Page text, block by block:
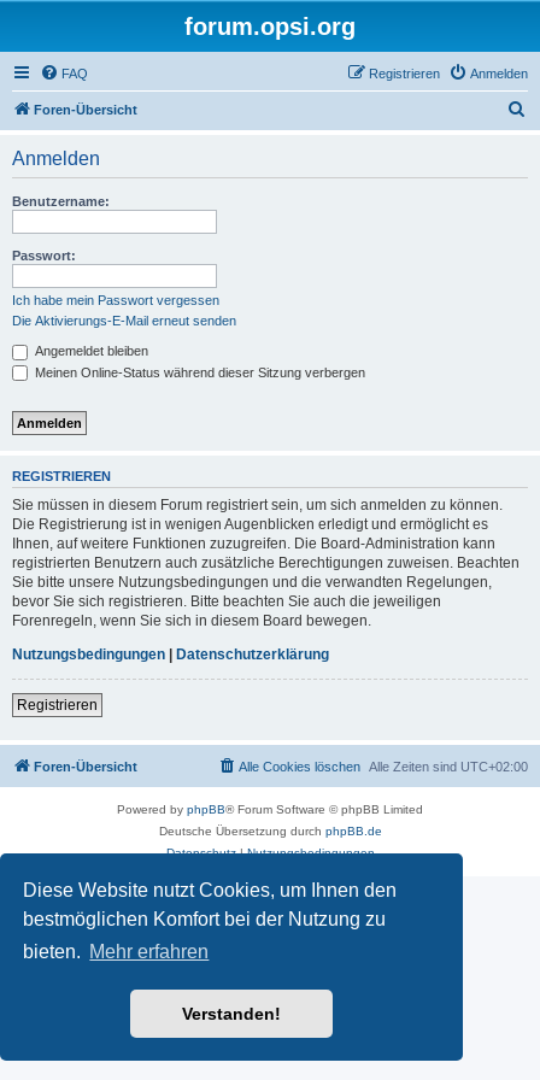
Diese Website nutzt Cookies, um Ihnen den
bestmöglichen Komfort bei der Nutzung zu
bieten. Mehr erfahren
Verstanden!
forum.opsi.org
FAQ Anmelden
Registrieren
Foren-Übersicht
Anmelden
Benutzername:
Passwort:
Ich habe mein Passwort vergessen
Die Aktivierungs-E-Mail erneut senden
Angemeldet bleiben
Meinen Online-Status während dieser Sitzung verbergen
REGISTRIEREN
Sie müssen in diesem Forum registriert sein, um sich anmelden zu können.
Die Registrierung ist in wenigen Augenblicken erledigt und ermöglicht es
Ihnen, auf weitere Funktionen zuzugreifen. Die Board-Administration kann
registrierten Benutzern auch zusätzliche Berechtigungen zuweisen. Beachten
Sie bitte unsere Nutzungsbedingungen und die verwandten Regelungen,
bevor Sie sich registrieren. Bitte beachten Sie auch die jeweiligen
Forenregeln, wenn Sie sich in diesem Board bewegen.
Nutzungsbedingungen | Datenschutzerklärung
Registrieren
Foren-Übersicht Alle Zeiten sind UTC+02:00
Alle Cookies löschen
Powered by phpBB® Forum Software © phpBB Limited
Deutsche Übersetzung durch phpBB.de
Datenschutz|Nutzungsbedingungen